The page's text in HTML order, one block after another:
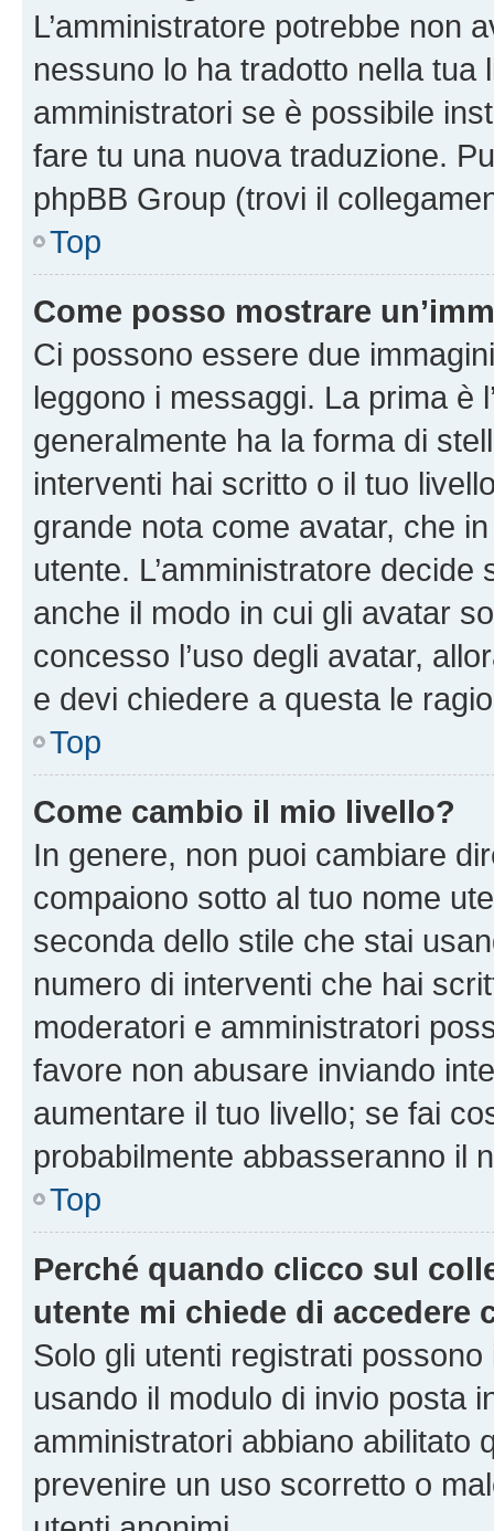
L’amministratore potrebbe non
nessuno lo ha tradotto nella tua
amministratori se è possibile
fare tu una nuova traduzione.
phpBB Group (trovi il
Top
Come posso mostrare
Ci possono essere due
leggono i messaggi. La prima è
generalmente ha la forma di
interventi hai scritto o il tuo
grande nota come avatar, che
utente. L’amministratore
anche il modo in cui gli avatar
concesso l’uso degli avatar,
e devi chiedere a questa le
Top
Come cambio il mio livello?
In genere, non puoi cambiare
compaiono sotto al tuo nome
seconda dello stile che stai
numero di interventi che hai
moderatori e amministratori
favore non abusare inviando
aumentare il tuo livello; se fai
probabilmente abbasseranno il
Top
Perché quando clicco sul
utente mi chiede di accedere
Solo gli utenti registrati
usando il modulo di invio posta
amministratori abbiano abilitato
prevenire un uso scorretto o